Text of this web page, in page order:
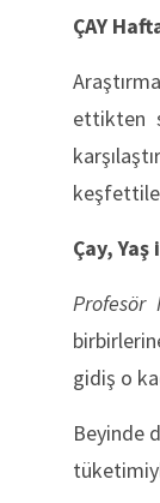
ÇAY
ettikten
Çay,
Profesör
gidiş o
Beyinde